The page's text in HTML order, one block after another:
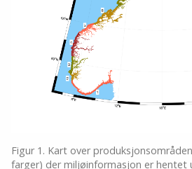
Figur 1. Kart over
farger) der miljøinformasjon er hentet